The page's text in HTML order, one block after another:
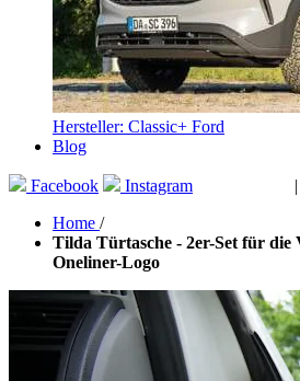
Hersteller: Classic+ Ford
Blog
Facebook Instagram |
Home /
Tilda Türtasche - 2er-Set für die
Oneliner-Logo